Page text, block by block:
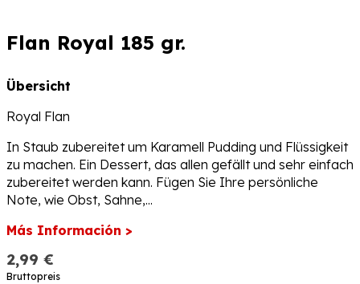
Flan Royal 185 gr.
Übersicht
Royal Flan
In Staub zubereitet um Karamell Pudding und Flüssigkeit
zu machen. Ein Dessert, das allen gefällt und sehr einfach
zubereitet werden kann. Fügen Sie Ihre persönliche
Note, wie Obst, Sahne,...
Más Información >
2,99 €
Bruttopreis